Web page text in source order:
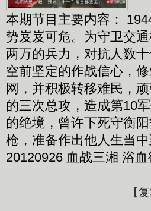
本期节目主要内容：
势岌岌可危。为守卫交
两万的兵力，对抗人数
空前坚定的作战信心，
网，并积极转移难民，
的三次总攻，造成第10
的绝境，曾许下死守衡
枪，准备作出他人生当
20120926 血战三湘 浴血
【